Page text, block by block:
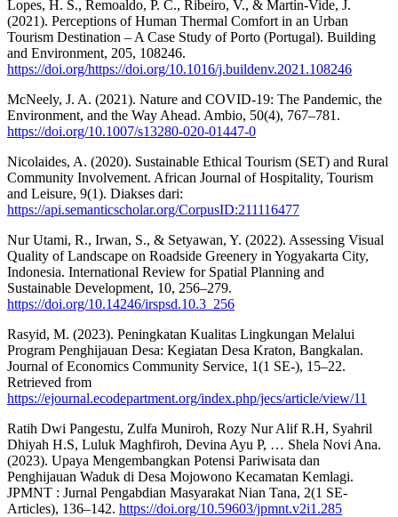
Lopes, H. S., Remoaldo, P. C., Ribeiro, V., & Martín-Vide, J.
(2021). Perceptions of Human Thermal Comfort in an Urban
Tourism Destination – A Case Study of Porto (Portugal). Building
and Environment, 205, 108246.
https://doi.org/https://doi.org/10.1016/j.buildenv.2021.108246
McNeely, J. A. (2021). Nature and COVID-19: The Pandemic, the
Environment, and the Way Ahead. Ambio, 50(4), 767–781.
https://doi.org/10.1007/s13280-020-01447-0
Nicolaides, A. (2020). Sustainable Ethical Tourism (SET) and Rural
Community Involvement. African Journal of Hospitality, Tourism
and Leisure, 9(1). Diakses dari:
https://api.semanticscholar.org/CorpusID:211116477
Nur Utami, R., Irwan, S., & Setyawan, Y. (2022). Assessing Visual
Quality of Landscape on Roadside Greenery in Yogyakarta City,
Indonesia. International Review for Spatial Planning and
Sustainable Development, 10, 256–279.
https://doi.org/10.14246/irspsd.10.3_256
Rasyid, M. (2023). Peningkatan Kualitas Lingkungan Melalui
Program Penghijauan Desa: Kegiatan Desa Kraton, Bangkalan.
Journal of Economics Community Service, 1(1 SE-), 15–22.
Retrieved from
https://ejournal.ecodepartment.org/index.php/jecs/article/view/11
Ratih Dwi Pangestu, Zulfa Muniroh, Rozy Nur Alif R.H, Syahril
Dhiyah H.S, Luluk Maghfiroh, Devina Ayu P, … Shela Novi Ana.
(2023). Upaya Mengembangkan Potensi Pariwisata dan
Penghijauan Waduk di Desa Mojowono Kecamatan Kemlagi.
JPMNT : Jurnal Pengabdian Masyarakat Nian Tana, 2(1 SE-
Articles), 136–142. https://doi.org/10.59603/jpmnt.v2i1.285